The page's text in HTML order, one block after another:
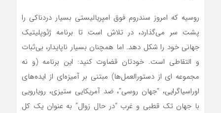
روسیه که امروز سندروم فوق امپریالیستی بسیار دردناکی را
پشت سر‌ می‌گذارد، در تلاش است تا برنامه ژئوپلیتیک
جهانی خود را شکل دهد. اما همچنان بسیار ناپایدار، بی‌ثبات
و التقاطی است. خودتان قضاوت کنید: این برنامه (و نه
مجموعه ای از دستورالعمل‌‌ها) مبتنی بر آمیزه‌ای از ایده‌‌های
اوراسیاگرایی، “جهان روسی”، ضد آمریکایی ستیزی، رویارویی
با جهان تک قطبی و غرب “در حال زوال” به عنوان یک کل